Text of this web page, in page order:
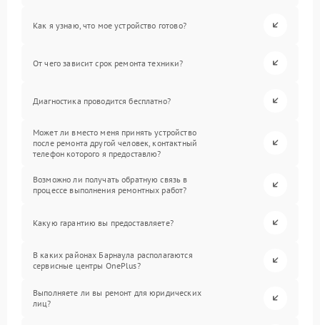
Как я узнаю, что мое устройство готово?
От чего зависит срок ремонта техники?
Диагностика проводится бесплатно?
Может ли вместо меня принять устройство
после ремонта другой человек, контактный
телефон которого я предоставлю?
Возможно ли получать обратную связь в
процессе выполнения ремонтных работ?
Какую гарантию вы предоставляете?
В каких районах Барнаула располагаются
сервисные центры OnePlus?
Выполняете ли вы ремонт для юридических
лиц?